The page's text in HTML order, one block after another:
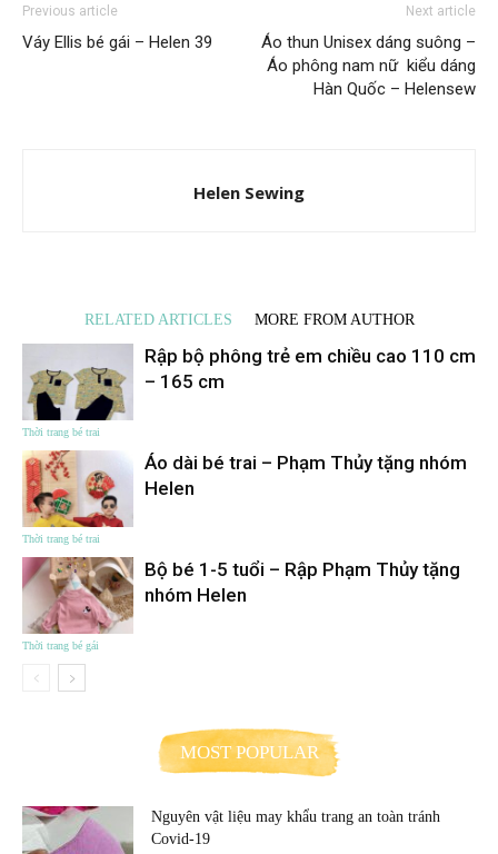
Previous article
Váy Ellis bé gái – Helen 39
Next article
Áo thun Unisex dáng suông –
Áo phông nam nữ kiểu dáng
Hàn Quốc – Helensew
Helen Sewing
RELATED ARTICLES MORE FROM AUTHOR
Thời trang bé trai
Rập bộ phông trẻ em chiều cao 110 cm
– 165 cm
Thời trang bé trai
Áo dài bé trai – Phạm Thủy tặng nhóm
Helen
Thời trang bé gái
Bộ bé 1-5 tuổi – Rập Phạm Thủy tặng
nhóm Helen
MOST POPULAR
Nguyên vật liệu may khẩu trang an toàn tránh
Covid-19